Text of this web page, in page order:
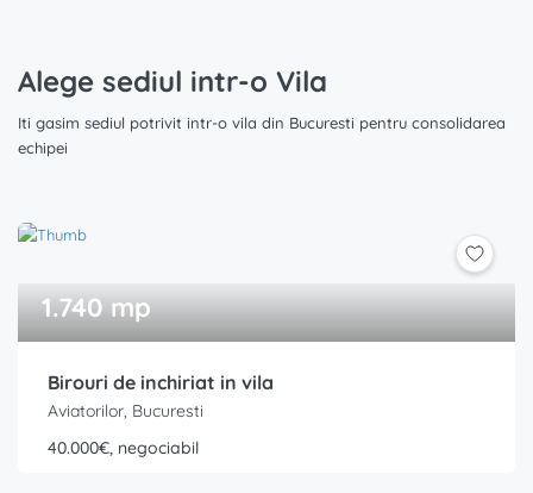
Alege sediul intr-o Vila
Iti gasim sediul potrivit intr-o vila din Bucuresti pentru consolidarea
echipei
1.740 mp
Birouri de inchiriat in vila
Aviatorilor, Bucuresti
40.000€, negociabil